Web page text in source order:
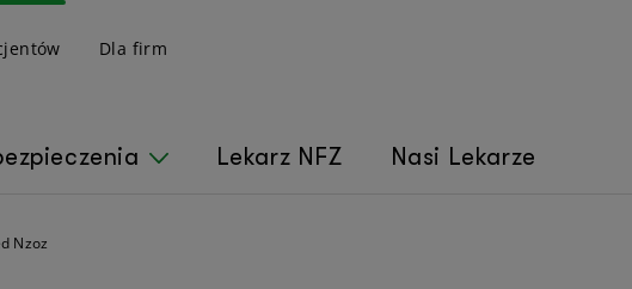
Dla firm
Lekarz NFZ Nasi Lekarze
Nzoz